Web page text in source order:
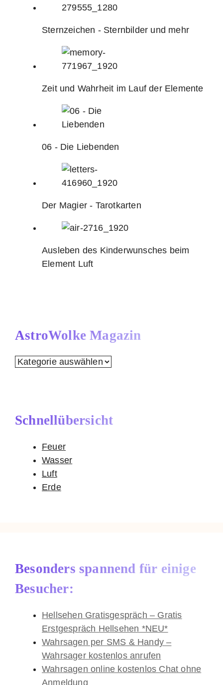
Sternzeichen - Sternbilder und mehr
Zeit und Wahrheit im Lauf der Elemente
06 - Die Liebenden
Der Magier - Tarotkarten
Ausleben des Kinderwunsches beim
Element Luft
AstroWolke Magazin
AstroWolke
Schnellübersicht
Feuer
Wasser
Luft
Erde
Besonders spannend für einige
Besucher:
Hellsehen Gratisgespräch – Gratis
Erstgespräch Hellsehen *NEU*
Wahrsagen per SMS & Handy –
Wahrsager kostenlos anrufen
Wahrsagen online kostenlos Chat ohne
Anmeldung